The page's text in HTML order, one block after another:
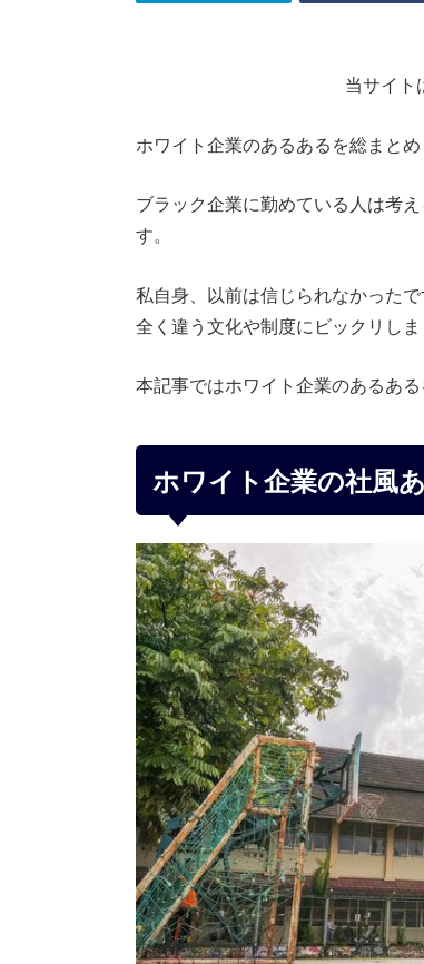
当サイト
ホワイト企業のあるあるを総まとめ
ブラック企業に勤めている人は考
す。
私自身、以前は信じられなかった
全く違う文化や制度にビックリしま
本記事ではホワイト企業のあるあ
ホワイト企業の社風